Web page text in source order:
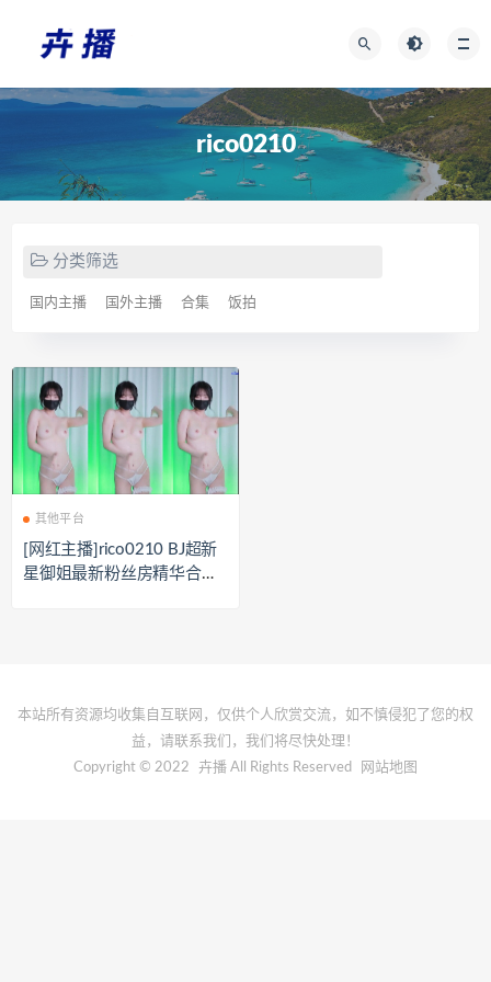
rico0210
分类筛选
国内主播 国外主播 合集 饭拍
其他平台
[网红主播]rico0210 BJ超新
星御姐最新粉丝房精华合集
本站所有资源均收集自互联网，仅供个人欣赏交流，如不慎侵犯了您的权
益，请联系我们，我们将尽快处理！
Copyright © 2022
卉播 All Rights Reserved 网站地图